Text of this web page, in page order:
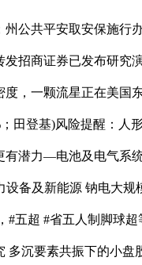
公共平安取安保施行
招商证券已发布研究
度，一颗流星正在美国
田登基)风险提醒：人
有潜力—电池及电气系
设备及新能源 钠电大规
#五超 #省五人制脚球
多沉要素共振下的小盘